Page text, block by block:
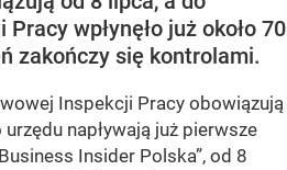
wpłynęło już około 70
zakończy się kontrolami.
Inspekcji Pracy obowiązują
napływają już pierwsze
Insider Polska”, od 8